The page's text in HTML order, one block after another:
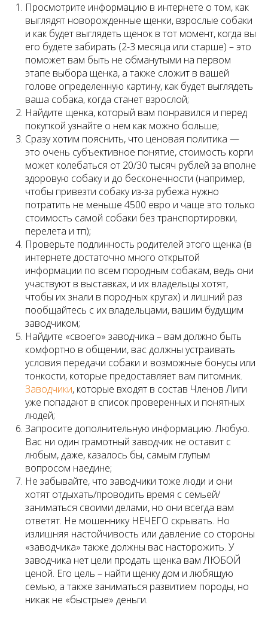
Просмотрите информацию в интернете о том, как
выглядят новорожденные щенки, взрослые собаки
и как будет выглядеть щенок в тот момент, когда вы
его будете забирать (2-3 месяца или старше) – это
поможет вам быть не обманутыми на первом
этапе выбора щенка, а также сложит в вашей
голове определенную картину, как будет выглядеть
ваша собака, когда станет взрослой;
Найдите щенка, который вам понравился и перед
покупкой узнайте о нем как можно больше;
Сразу хотим пояснить, что ценовая политика —
это очень субъективное понятие, стоимость корги
может колебаться от 20/30 тысяч рублей за вполне
здоровую собаку и до бесконечности (например,
чтобы привезти собаку из-за рубежа нужно
потратить не меньше 4500 евро и чаще это только
стоимость самой собаки без транспортировки,
перелета и тп);
Проверьте подлинность родителей этого щенка (в
интернете достаточно много открытой
информации по всем породным собакам, ведь они
участвуют в выставках, и их владельцы хотят,
чтобы их знали в породных кругах) и лишний раз
пообщайтесь с их владельцами, вашим будущим
заводчиком;
Найдите «своего» заводчика – вам должно быть
комфортно в общении, вас должны устраивать
условия передачи собаки и возможные бонусы или
тонкости, которые предоставляет вам питомник.
Заводчики, которые входят в состав Членов Лиги
уже попадают в список проверенных и понятных
людей;
Запросите дополнительную информацию. Любую.
Вас ни один грамотный заводчик не оставит с
любым, даже, казалось бы, самым глупым
вопросом наедине;
Не забывайте, что заводчики тоже люди и они
хотят отдыхать/проводить время с семьей/
заниматься своими делами, но они всегда вам
ответят. Не мошеннику НЕЧЕГО скрывать. Но
излишняя настойчивость или давление со стороны
«заводчика» также должны вас насторожить. У
заводчика нет цели продать щенка вам ЛЮБОЙ
ценой. Его цель – найти щенку дом и любящую
семью, а также заниматься развитием породы, но
никак не «быстрые» деньги.